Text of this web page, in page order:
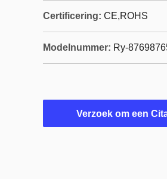
Certificering: CE,ROHS
Modelnummer: Ry-
Verzoek om een